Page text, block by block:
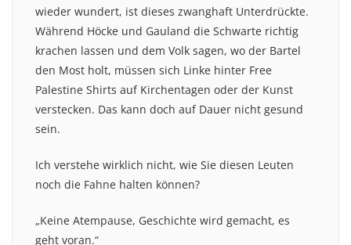
wieder wundert, ist dieses zwanghaft Unterdrückte.
Während Höcke und Gauland die Schwarte richtig
krachen lassen und dem Volk sagen, wo der Bartel
den Most holt, müssen sich Linke hinter Free
Palestine Shirts auf Kirchentagen oder der Kunst
verstecken. Das kann doch auf Dauer nicht gesund
sein.
Ich verstehe wirklich nicht, wie Sie diesen Leuten
noch die Fahne halten können?
„Keine Atempause, Geschichte wird gemacht, es
geht voran.“